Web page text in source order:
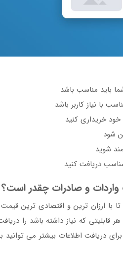
باید مناسب باشد
با نیاز کاربر باشد
خریداری کنید
شود
شوید
دریافت کنید
و صادرات چقدر است؟
با ارزان ترین و اقتصادی ترین
قابلیتی که نیاز داشته باشد را
اطلاعات بیشتر می توانید با